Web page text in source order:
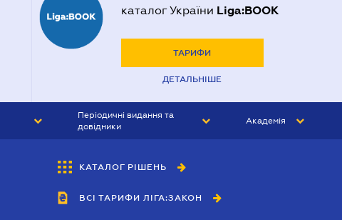
каталог України Liga:BOOK
ТАРИФИ
ДЕТАЛЬНІШЕ
Періодичні видання та
довідники
БУХГАЛТЕР&ЗАКОН
ВІСНИК МСФЗ
Академія
КАТАЛОГ РІШЕНЬ
ВСІ ТАРИФИ ЛІГА:ЗАКОН